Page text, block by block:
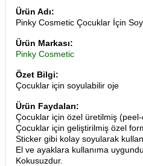
Ürün Adı:
Pinky Cosmetic Çocuklar İçin
Ürün Markası:
Pinky Cosmetic
Özet Bilgi:
Çocuklar için soyulabilir oje
Ürün Faydaları:
Çocuklar için özel üretilmiş
Çocuklar için geliştirilmiş özel
Sticker gibi kolay soyularak
El ve ayaklara kullanıma
Kokusuzdur.